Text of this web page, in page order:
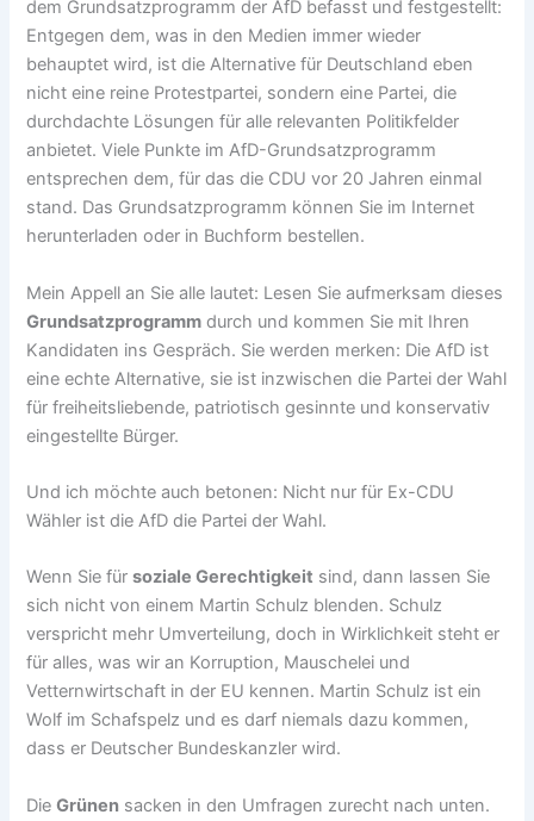
dem Grundsatzprogramm der AfD befasst und festgestellt:
Entgegen dem, was in den Medien immer wieder
behauptet wird, ist die Alternative für Deutschland eben
nicht eine reine Protestpartei, sondern eine Partei, die
durchdachte Lösungen für alle relevanten Politikfelder
anbietet. Viele Punkte im AfD-Grundsatzprogramm
entsprechen dem, für das die CDU vor 20 Jahren einmal
stand. Das Grundsatzprogramm können Sie im Internet
herunterladen oder in Buchform bestellen.
Mein Appell an Sie alle lautet: Lesen Sie aufmerksam dieses
Grundsatzprogramm durch und kommen Sie mit Ihren
Kandidaten ins Gespräch. Sie werden merken: Die AfD ist
eine echte Alternative, sie ist inzwischen die Partei der Wahl
für freiheitsliebende, patriotisch gesinnte und konservativ
eingestellte Bürger.
Und ich möchte auch betonen: Nicht nur für Ex-CDU
Wähler ist die AfD die Partei der Wahl.
Wenn Sie fürsoziale Gerechtigkeit sind, dann lassen Sie
sich nicht von einem Martin Schulz blenden. Schulz
verspricht mehr Umverteilung, doch in Wirklichkeit steht er
für alles, was wir an Korruption, Mauschelei und
Vetternwirtschaft in der EU kennen. Martin Schulz ist ein
Wolf im Schafspelz und es darf niemals dazu kommen,
dass er Deutscher Bundeskanzler wird.
DieGrünen sacken in den Umfragen zurecht nach unten.